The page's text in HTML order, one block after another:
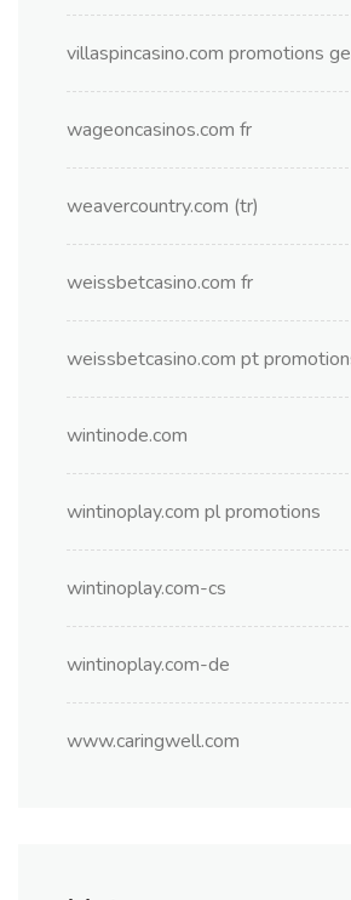
villaspincasino.com promotions
wageoncasinos.com fr
weavercountry.com (tr)
weissbetcasino.com fr
weissbetcasino.com pt
wintinode.com
wintinoplay.com pl promotions
wintinoplay.com-cs
wintinoplay.com-de
www.caringwell.com